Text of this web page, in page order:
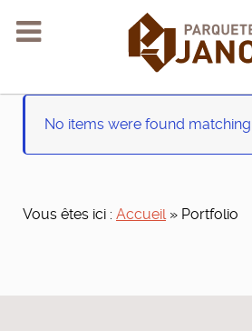
No items were found
Vous êtes ici : Accueil» Portfolio